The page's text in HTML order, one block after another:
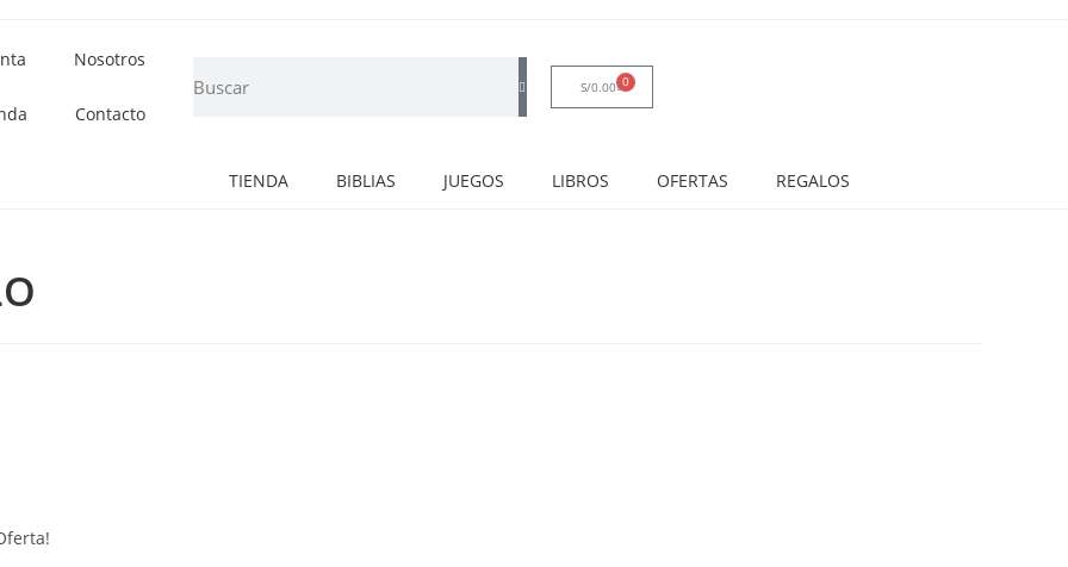
Nosotros
Contacto
S/0.00 0
TIENDA BIBLIAS JUEGOS LIBROS OFERTAS
REGALOS